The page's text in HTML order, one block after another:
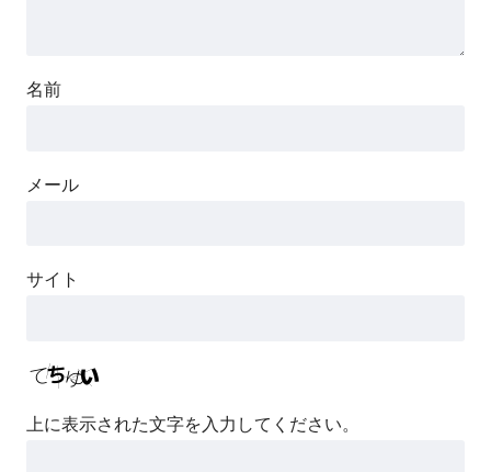
名前
メール
サイト
上に表示された文字を入力してください。